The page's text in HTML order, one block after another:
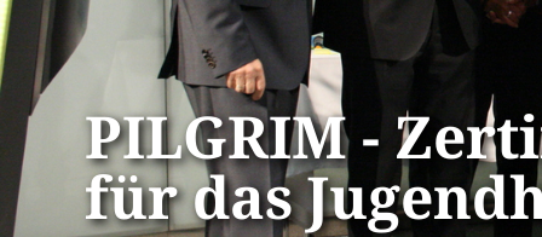
PILGRIM -
für das